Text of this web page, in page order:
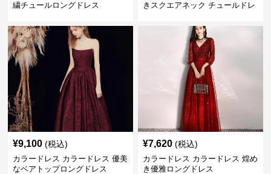
繍チュールロングドレス
きスクエアネック チュールドレ
¥9,100 (税込)
カラードレス カラードレス 優美
なベアトップロングドレス
¥7,620 (税込)
カラードレス カラードレス 煌め
き優雅ロングドレス